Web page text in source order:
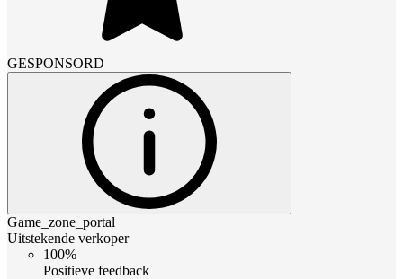
GESPONSORD
Game_zone_portal
Uitstekende verkoper
100%
Positieve feedback